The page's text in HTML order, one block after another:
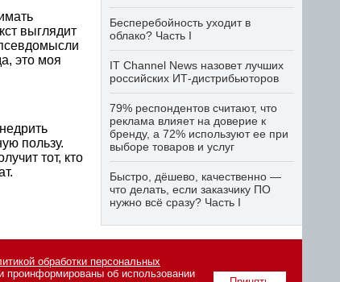
выглядит
это моя
пользу.
тот, кто
Бесперебойность уходит в
облако? Часть I
IT Channel News назовет лучших
российских ИТ-дистрибьюторов
79% респондентов считают, что
реклама влияет на доверие к
бренду, а 72% используют ее при
выборе товаров и услуг
Быстро, дёшево, качественно —
что делать, если заказчику ПО
нужно всё сразу? Часть I
материалов сайта
обработки персональных
об использовании